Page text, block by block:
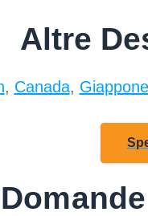
Altre
, Canada, Giappone